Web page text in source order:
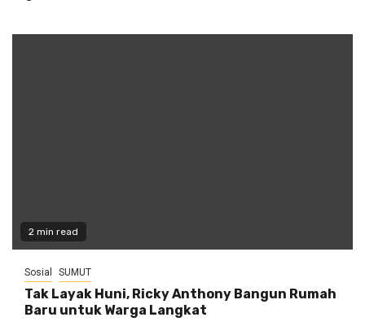
2 min read
Sosial SUMUT
Tak Layak Huni, Ricky Anthony Bangun Rumah
Baru untuk Warga Langkat